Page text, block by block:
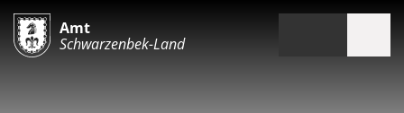
Amt
Schwarzenbek-Land